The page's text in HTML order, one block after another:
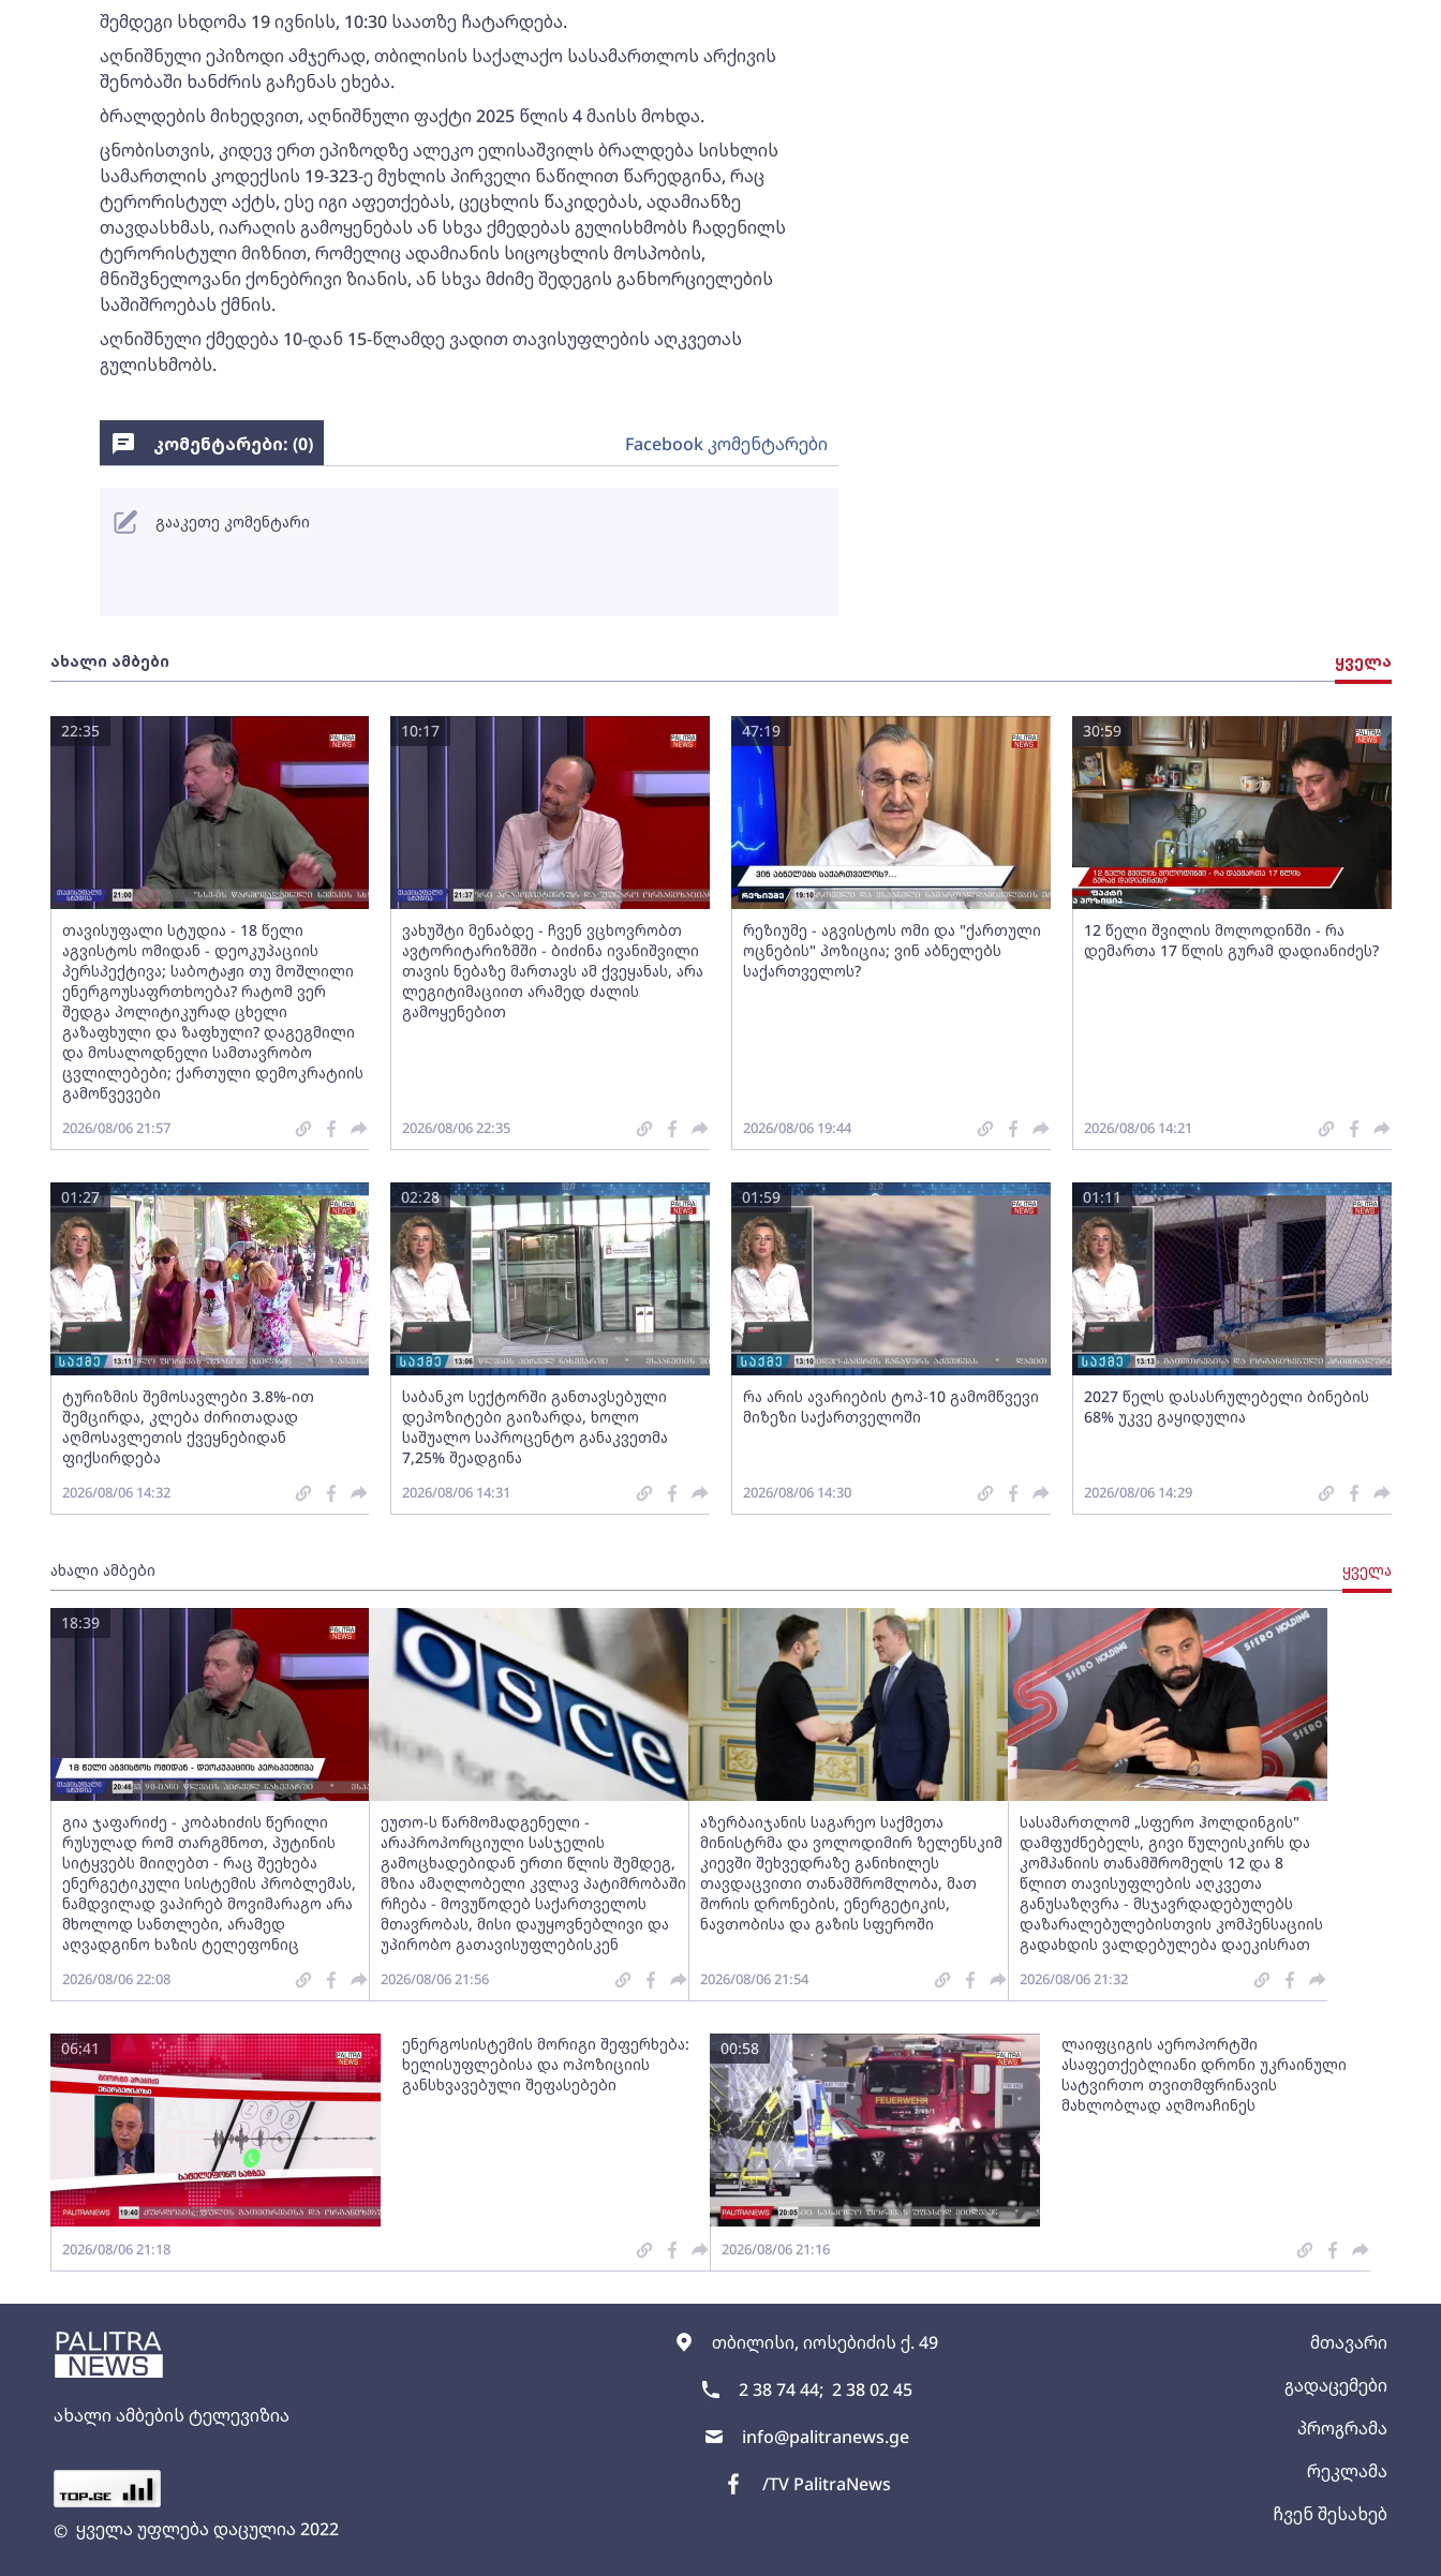
ახალი ამბების ტელევიზია
© ყველა უფლება დაცულია 2022
თბილისი, იოსებიძის ქ. 49
2 38 74 44; 2 38 02 45
info@palitranews.ge
/TV PalitraNews
მთავარი
გადაცემები
პროგრამა
რეკლამა
ჩვენ შესახებ
შემდეგი სხდომა 19 ივნისს, 10:30 საათზე ჩატარდება.
აღნიშნული ეპიზოდი ამჯერად, თბილისის საქალაქო სასამართლოს არქივის
შენობაში ხანძრის გაჩენას ეხება.
ბრალდების მიხედვით, აღნიშნული ფაქტი 2025 წლის 4 მაისს მოხდა.
ცნობისთვის, კიდევ ერთ ეპიზოდზე ალეკო ელისაშვილს ბრალდება სისხლის
სამართლის კოდექსის 19-323-ე მუხლის პირველი ნაწილით წარედგინა, რაც
ტერორისტულ აქტს, ესე იგი აფეთქებას, ცეცხლის წაკიდებას, ადამიანზე
თავდასხმას, იარაღის გამოყენებას ან სხვა ქმედებას გულისხმობს ჩადენილს
ტერორისტული მიზნით, რომელიც ადამიანის სიცოცხლის მოსპობის,
მნიშვნელოვანი ქონებრივი ზიანის, ან სხვა მძიმე შედეგის განხორციელების
საშიშროებას ქმნის.
აღნიშნული ქმედება 10-დან 15-წლამდე ვადით თავისუფლების აღკვეთას
გულისხმობს.
ახალი ამბები ყველა
თავისუფალი სტუდია - 18 წელი
აგვისტოს ომიდან - დეოკუპაციის
პერსპექტივა; საბოტაჟი თუ მოშლილი
ენერგოუსაფრთხოება? რატომ ვერ
შედგა პოლიტიკურად ცხელი
გაზაფხული და ზაფხული? დაგეგმილი
და მოსალოდნელი სამთავრობო
ცვლილებები; ქართული დემოკრატიის
გამოწვევები
22:35
2026/08/06 21:57
ვახუშტი მენაბდე - ჩვენ ვცხოვრობთ
ავტორიტარიზმში - ბიძინა ივანიშვილი
თავის ნებაზე მართავს ამ ქვეყანას, არა
ლეგიტიმაციით არამედ ძალის
გამოყენებით
10:17
2026/08/06 22:35
რეზიუმე - აგვისტოს ომი და "ქართული
ოცნების" პოზიცია; ვინ აბნელებს
საქართველოს?
47:19
2026/08/06 19:44
12 წელი შვილის მოლოდინში - რა
დემართა 17 წლის გურამ დადიანიძეს?
30:59
2026/08/06 14:21
ტურიზმის შემოსავლები 3.8%-ით
შემცირდა, კლება ძირითადად
აღმოსავლეთის ქვეყნებიდან
ფიქსირდება
01:27
2026/08/06 14:32
საბანკო სექტორში განთავსებული
დეპოზიტები გაიზარდა, ხოლო
საშუალო საპროცენტო განაკვეთმა
7,25% შეადგინა
02:28
2026/08/06 14:31
რა არის ავარიების ტოპ-10 გამომწვევი
მიზეზი საქართველოში
01:59
2026/08/06 14:30
2027 წელს დასასრულებელი ბინების
68% უკვე გაყიდულია
01:11
2026/08/06 14:29
ახალი ამბები ყველა
გია ჯაფარიძე - კობახიძის წერილი
რუსულად რომ თარგმნოთ, პუტინის
სიტყვებს მიიღებთ - რაც შეეხება
ენერგეტიკული სისტემის პრობლემას,
ნამდვილად ვაპირებ მოვიმარაგო არა
მხოლოდ სანთლები, არამედ
აღვადგინო ხაზის ტელეფონიც
18:39
2026/08/06 22:08
ეუთო-ს წარმომადგენელი -
არაპროპორციული სასჯელის
გამოცხადებიდან ერთი წლის შემდეგ,
მზია ამაღლობელი კვლავ პატიმრობაში
რჩება - მოვუწოდებ საქართველოს
მთავრობას, მისი დაუყოვნებლივი და
უპირობო გათავისუფლებისკენ
2026/08/06 21:56
აზერბაიჯანის საგარეო საქმეთა
მინისტრმა და ვოლოდიმირ ზელენსკიმ
კიევში შეხვედრაზე განიხილეს
თავდაცვითი თანამშრომლობა, მათ
შორის დრონების, ენერგეტიკის,
ნავთობისა და გაზის სფეროში
2026/08/06 21:54
სასამართლომ „სფერო ჰოლდინგის"
დამფუძნებელს, გივი წულეისკირს და
კომპანიის თანამშრომელს 12 და 8
წლით თავისუფლების აღკვეთა
განუსაზღვრა - მსჯავრდადებულებს
დაზარალებულებისთვის კომპენსაციის
გადახდის ვალდებულება დაეკისრათ
2026/08/06 21:32
ენერგოსისტემის მორიგი შეფერხება:
ხელისუფლებისა და ოპოზიციის
განსხვავებული შეფასებები
06:41
2026/08/06 21:18
ლაიფციგის აეროპორტში
ასაფეთქებლიანი დრონი უკრაინული
სატვირთო თვითმფრინავის
მახლობლად აღმოაჩინეს
00:58
2026/08/06 21:16
კომენტარები: (0) Facebook კომენტარები
გააკეთე კომენტარი